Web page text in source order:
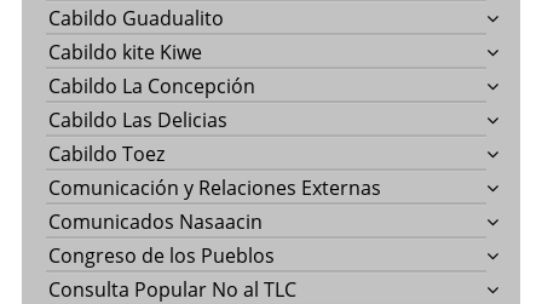
Cabildo Guadualito
Cabildo kite Kiwe
Cabildo La Concepción
Cabildo Las Delicias
Cabildo Toez
Comunicación y Relaciones Externas
Comunicados Nasaacin
Congreso de los Pueblos
Consulta Popular No al TLC